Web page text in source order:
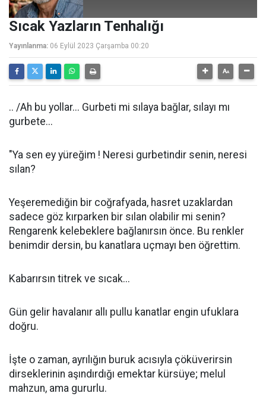
Sıcak Yazların Tenhalığı
Yayınlanma: 06 Eylül 2023 Çarşamba 00:20
.. /Ah bu yollar... Gurbeti mi sılaya bağlar, sılayı mı
gurbete...
"Ya sen ey yüreğim ! Neresi gurbetindir senin, neresi
sılan?
Yeşeremediğin bir coğrafyada, hasret uzaklardan
sadece göz kırparken bir sılan olabilir mi senin?
Rengarenk kelebeklere bağlanırsın önce. Bu renkler
benimdir dersin, bu kanatlara uçmayı ben öğrettim.
Kabarırsın titrek ve sıcak...
Gün gelir havalanır allı pullu kanatlar engin ufuklara
doğru.
İşte o zaman, ayrılığın buruk acısıyla çöküverirsin
dirseklerinin aşındırdığı emektar kürsüye; melul
mahzun, ama gururlu.